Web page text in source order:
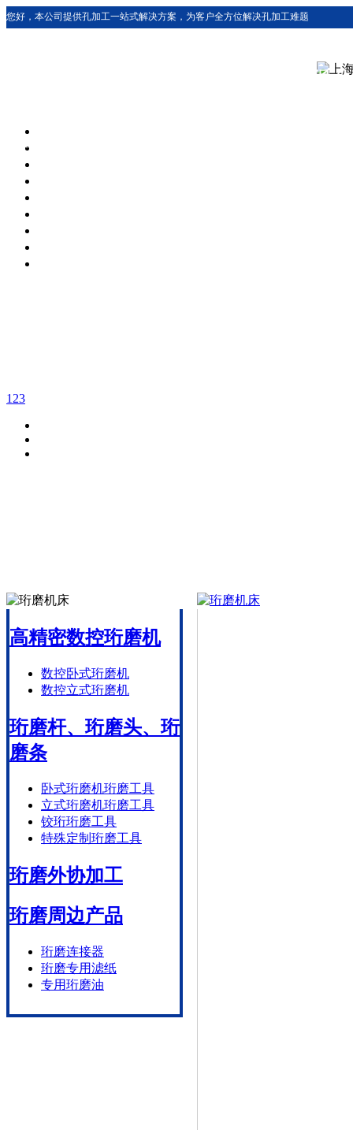
您好，本公司提供孔加工一站式解决方案，为客户全方位解决孔加工难题
1 23
高精密数控珩磨机
数控卧式珩磨机
数控立式珩磨机
珩磨杆、珩磨头、珩
磨条
卧式珩磨机珩磨工具
立式珩磨机珩磨工具
铰珩珩磨工具
特殊定制珩磨工具
珩磨外协加工
珩磨周边产品
珩磨连接器
珩磨专用滤纸
专用珩磨油
上海铸运机械有限